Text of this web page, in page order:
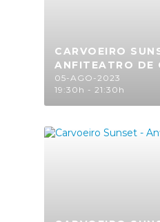
CARVOEIRO
ANFITEATRO DE
05-AGO-2023
19:30h - 21:30h